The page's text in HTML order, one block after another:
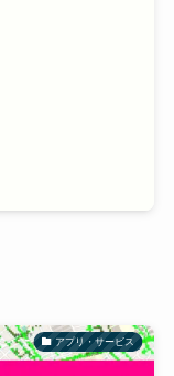
アプリ・サービス